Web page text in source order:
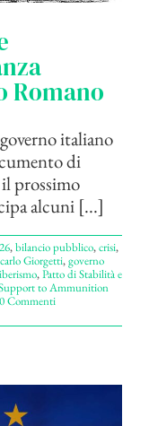
Romano
italiano
di
prossimo
alcuni [...]
,bilancio pubblico,crisi,
Giorgetti,governo
,Patto di Stabilità e
to Ammunition
0 Commenti